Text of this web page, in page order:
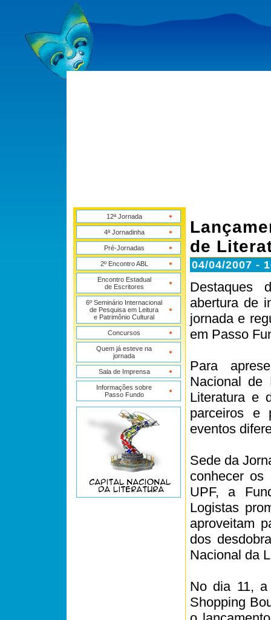
12ª Jornada
4ª Jornadinha
Pré-Jornadas
2º Encontro ABL
Encontro Estadual
de Escritores
6º Seminário Internacional
de Pesquisa em Leitura
e Patrimônio Cultural
Concursos
Quem já esteve na
jornada
Sala de Imprensa
Informações sobre
Passo Fundo
de
04/04/2007 -
Destaques
abertura de
jornada e
em Passo
Para
Nacional de
Literatura e
parceiros e
eventos
Sede da
conhecer
UPF, a
Logistas
aproveitam
dos
Nacional da
No dia 11,
Shopping